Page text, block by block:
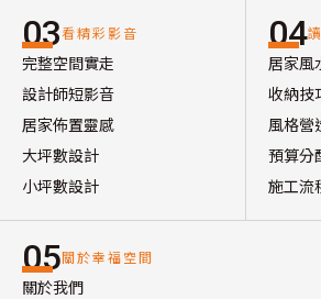
03看精彩影音
完整空間實走
設計師短影音
居家佈置靈感
大坪數設計
小坪數設計
04
居家風
收納技
風格營
預算分
施工流
05關於幸福空間
關於我們